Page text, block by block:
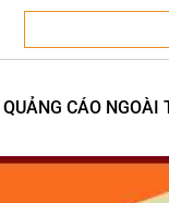
QUẢNG CÁO NGOÀI